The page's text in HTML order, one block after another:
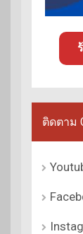
ติดตาม